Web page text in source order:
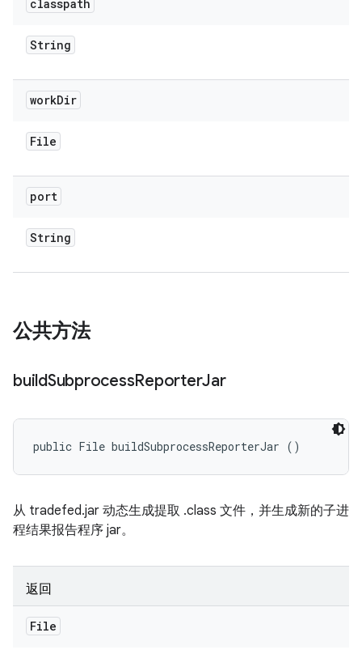
classpath
String
workDir
File
port
String
公共方法
buildSubprocessReporterJar
public File buildSubprocessReporterJar ()
从 tradefed.jar 动态生成提取 .class 文件，并生成新的子进
程结果报告程序 jar。
返回
File